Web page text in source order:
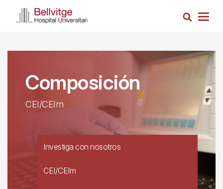
Busca
Composición
CEI/CEIm
Investiga con nosotros
CEI/CEIm